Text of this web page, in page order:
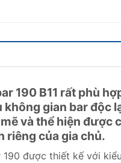
190 B11 rất phù
gian bar độc
và thể hiện được
riêng của gia chủ.
190 được thiết kế với